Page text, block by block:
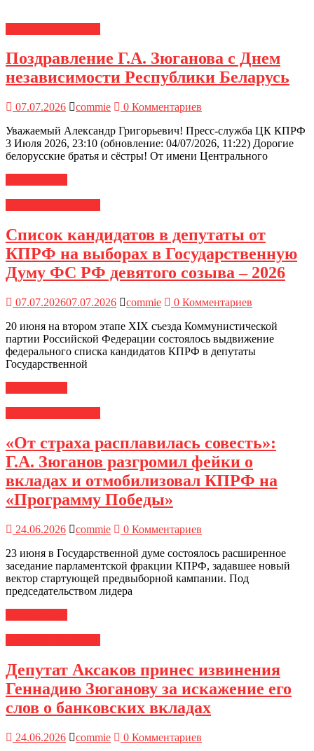
Поздравление Г.А. Зюганова с Днем
независимости Республики Беларусь
07.07.2026 commie
0 Комментариев
Уважаемый Александр Григорьевич! Пресс-служба ЦК КПРФ
3 Июля 2026, 23:10 (обновление: 04/07/2026, 11:22) Дорогие
белорусские братья и сёстры! От имени Центрального
Список кандидатов в депутаты от
КПРФ на выборах в Государственную
Думу ФС РФ девятого созыва – 2026
07.07.202607.07.2026 commie
0 Комментариев
20 июня на втором этапе XIX съезда Коммунистической
партии Российской Федерации состоялось выдвижение
федерального списка кандидатов КПРФ в депутаты
Государственной
«От страха расплавилась совесть»:
Г.А. Зюганов разгромил фейки о
вкладах и отмобилизовал КПРФ на
«Программу Победы»
24.06.2026 commie
0 Комментариев
23 июня в Государственной думе состоялось расширенное
заседание парламентской фракции КПРФ, задавшее новый
вектор стартующей предвыборной кампании. Под
председательством лидера
Депутат Аксаков принес извинения
Геннадию Зюганову за искажение его
слов о банковских вкладах
24.06.2026 commie
0 Комментариев